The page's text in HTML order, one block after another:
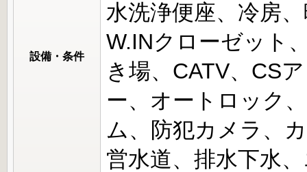
設備・条件
水洗浄便座、冷房
W.INクローゼット
き場、CATV、CS
ー、オートロック
ム、防犯カメラ、
営水道、排水下水